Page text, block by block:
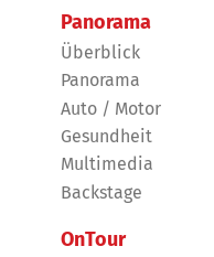
Panorama
Überblick
Panorama
Auto / Motor
Gesundheit
Multimedia
Backstage
OnTour